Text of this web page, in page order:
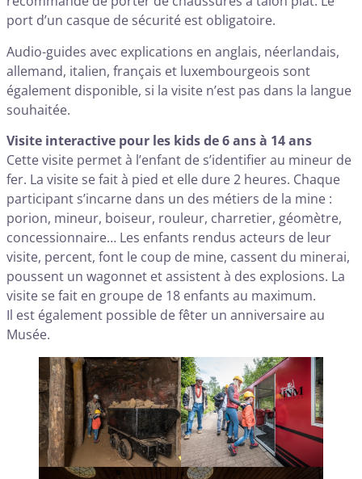
port d’un casque de sécurité est obligatoire.
Audio-guides avec explications en anglais, néerlandais,
allemand, italien, français et luxembourgeois sont
également disponible, si la visite n’est pas dans la langue
souhaitée.
Visite interactive pour les kids de 6 ans à 14 ans
Cette visite permet à l’enfant de s’identifier au mineur de
fer. La visite se fait à pied et elle dure 2 heures. Chaque
participant s’incarne dans un des métiers de la mine :
porion, mineur, boiseur, rouleur, charretier, géomètre,
concessionnaire… Les enfants rendus acteurs de leur
visite, percent, font le coup de mine, cassent du minerai,
poussent un wagonnet et assistent à des explosions. La
visite se fait en groupe de 18 enfants au maximum.
Il est également possible de fêter un anniversaire au
Musée.